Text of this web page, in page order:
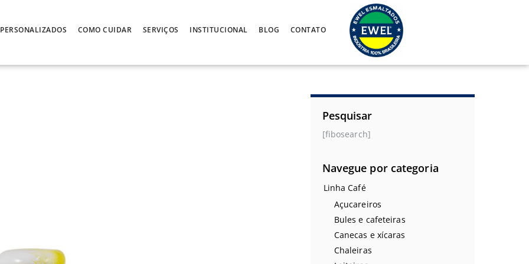
PERSONALIZADOS COMO CUIDAR SERVIÇOS INSTITUCIONAL BLOG CONTATO
Pesquisar
[fibosearch]
Navegue por categoria
Linha Café
Açucareiros
Bules e cafeteiras
Canecas e xícaras
Chaleiras